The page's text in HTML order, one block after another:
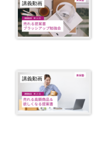
講義動画
講義動画